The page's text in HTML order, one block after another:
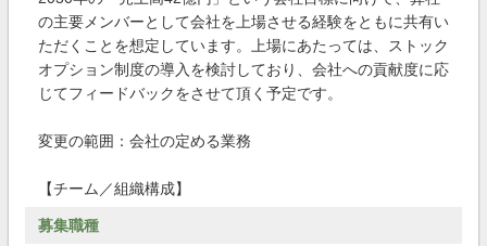
の主要メンバーとして会社を上場させる経験をともに共有い
ただくことを想定しています。上場にあたっては、ストック
オプション制度の導入を検討しており、会社への貢献度に応
じてフィードバックをさせて頂く予定です。
変更の範囲：会社の定める業務
【チーム／組織構成】
募集職種